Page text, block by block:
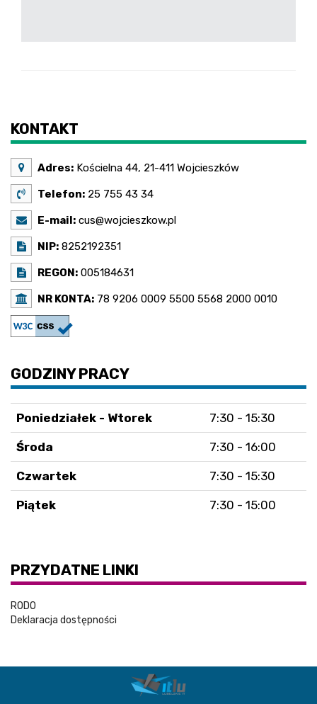
KONTAKT
Adres: Kościelna 44, 21-411 Wojcieszków
Telefon: 25 755 43 34
E-mail: cus@wojcieszkow.pl
NIP: 8252192351
REGON: 005184631
NR KONTA: 78 9206 0009 5500 5568 2000 0010
GODZINY PRACY
Poniedziałek - Wtorek 7:30 - 15:30
Środa 7:30 - 16:00
Czwartek 7:30 - 15:30
Piątek 7:30 - 15:00
PRZYDATNE LINKI
RODO
Deklaracja dostępności